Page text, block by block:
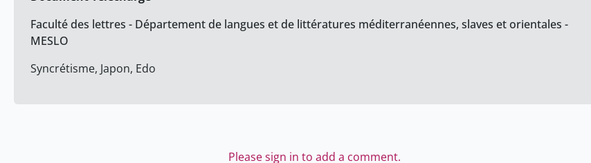
Faculté des lettres - Département de langues et de littératures méditerranéennes, slaves et orientales -
MESLO
Syncrétisme, Japon, Edo
Please sign in to add a comment.